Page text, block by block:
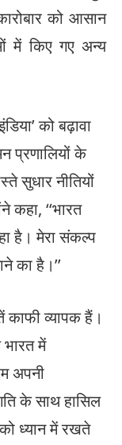
को आसान
में किए गए अन्य
को बढ़ावा
प्रणालियों के
सुधार नीतियों
कहा, ‘‘भारत
है। मेरा संकल्प
का है।’’
काफी व्यापक हैं।
भारत में
अपनी
के साथ हासिल
ध्यान में रखते